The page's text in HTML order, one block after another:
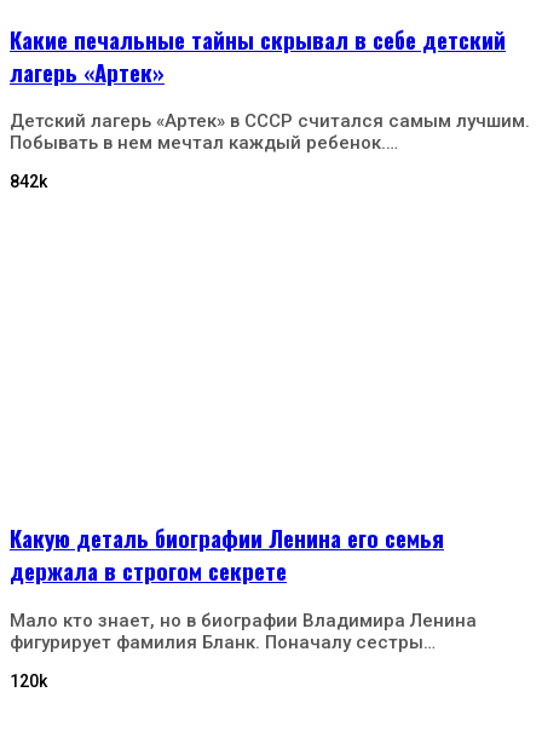
Какие печальные тайны скрывал в себе детский
лагерь «Артек»
Детский лагерь «Артек» в СССР считался самым лучшим.
Побывать в нем мечтал каждый ребенок.…
842k
Какую деталь биографии Ленина его семья
держала в строгом секрете
Мало кто знает, но в биографии Владимира Ленина
фигурирует фамилия Бланк. Поначалу сестры…
120k